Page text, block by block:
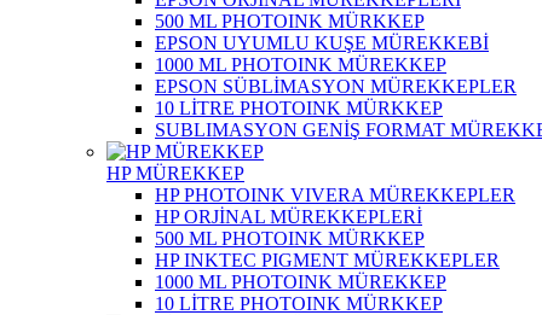
500 ML PHOTOINK MÜRKKEP
EPSON UYUMLU KUŞE MÜREKKEBİ
1000 ML PHOTOINK MÜREKKEP
EPSON SÜBLİMASYON MÜREKKEPLER
10 LİTRE PHOTOINK MÜRKKEP
SUBLIMASYON GENİŞ FORMAT
HP MÜREKKEP
HP PHOTOINK VIVERA MÜREKKEPLER
HP ORJİNAL MÜREKKEPLERİ
500 ML PHOTOINK MÜRKKEP
HP INKTEC PIGMENT MÜREKKEPLER
1000 ML PHOTOINK MÜREKKEP
10 LİTRE PHOTOINK MÜRKKEP